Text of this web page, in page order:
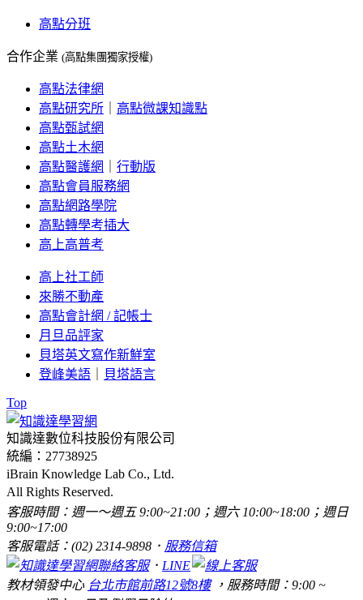
高點分班
合作企業 (高點集團獨家授權)
高點法律網
高點研究所
高點微課知識點
高點甄試網
高點土木網
高點醫護網
行動版
高點會員服務網
高點網路學院
高點轉學考插大
高上高普考
高上社工師
來勝不動產
高點會計網 / 記帳士
月旦品評家
貝塔英文寫作新鮮室
登峰美語
貝塔語言
Top
知識達數位科技股份有限公司
統編：27738925
iBrain Knowledge Lab Co., Ltd.
All Rights Reserved.
客服時間：週一～週五 9:00~21:00；週六 10:00~18:00；週日
9:00~17:00
客服電話：(02) 2314-9898． 服務信箱
． LINE
教材領發中心 台北市館前路12號8樓，服務時間：9:00 ~